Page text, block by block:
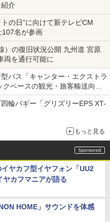
介
の日”に向けて新テレビCM
107名が参画
）の復旧状況公開 九州道 宮原
両を通行可能に
バス「キャンター・エクストラ
ベースの観光・旅客輸送向け
輪バギー「グリズリーEPS XT-
もっと見る
ヤカフ型イヤフォン「UU2
ヤカフマニアが語る
HOME」サウンドを体感